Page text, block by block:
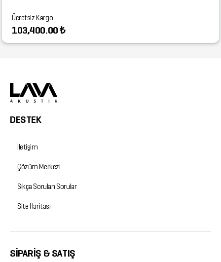
Ücretsiz Kargo
103,400.00 ₺
DESTEK
İletişim
Çözüm Merkezi
Sıkça Sorulan Sorular
Site Haritası
SİPARİŞ & SATIŞ